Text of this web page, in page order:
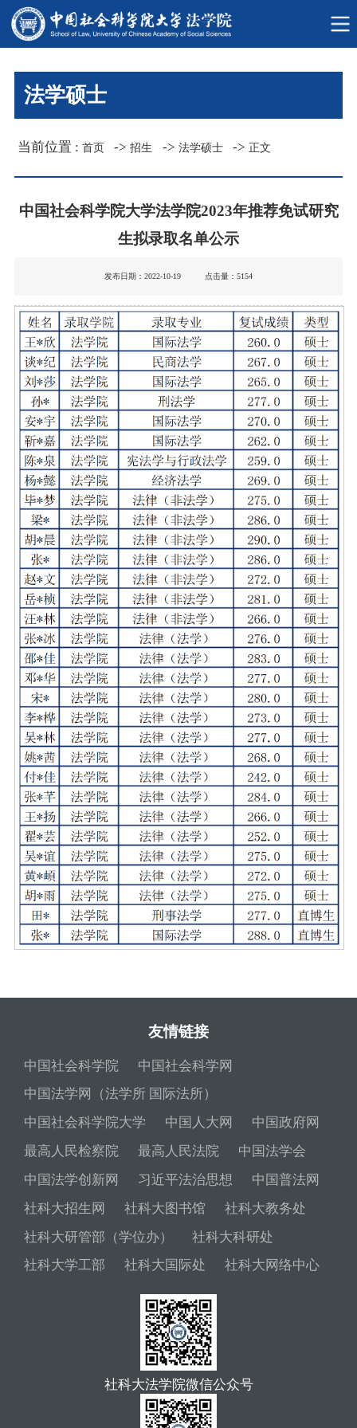
法学硕士
当前位置 :首页 ->招生 -> 法学硕士 ->正文
中国社会科学院大学法学院2023年推荐免试研究
生拟录取名单公示
发布日期：2022-10-19 点击量： 5154
友情链接
中国社会科学院
中国社会科学网
中国法学网（法学所 国际法所）
中国社会科学院大学
中国人大网
中国政府网
最高人民检察院
最高人民法院
中国法学会
中国法学创新网
习近平法治思想
中国普法网
社科大招生网
社科大图书馆
社科大教务处
社科大研管部（学位办）
社科大科研处
社科大学工部
社科大国际处 社科大网络中心
社科大法学院微信公众号